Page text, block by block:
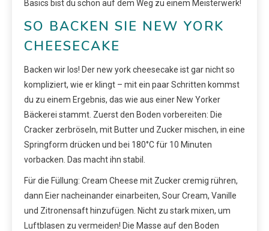
Basics bist du schon auf dem Weg zu einem Meisterwerk!
SO BACKEN SIE NEW YORK
CHEESECAKE
Backen wir los! Der new york cheesecake ist gar nicht so
kompliziert, wie er klingt – mit ein paar Schritten kommst
du zu einem Ergebnis, das wie aus einer New Yorker
Bäckerei stammt. Zuerst den Boden vorbereiten: Die
Cracker zerbröseln, mit Butter und Zucker mischen, in eine
Springform drücken und bei 180°C für 10 Minuten
vorbacken. Das macht ihn stabil.
Für die Füllung: Cream Cheese mit Zucker cremig rühren,
dann Eier nacheinander einarbeiten, Sour Cream, Vanille
und Zitronensaft hinzufügen. Nicht zu stark mixen, um
Luftblasen zu vermeiden! Die Masse auf den Boden